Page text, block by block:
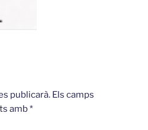
publicarà. Els camps
amb*